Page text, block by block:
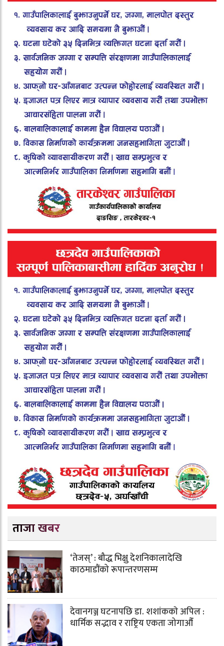
ताजा खबर
‘तेजस्’ : बौद्ध भिक्षु देशनिकालादेखि
काठमाडौंको रूपान्तरणसम्म
देवानगञ्ज घटनापछि डा. शशांककाे अपिल :
धार्मिक सद्भाव र राष्ट्रिय एकता जोगाऔँ